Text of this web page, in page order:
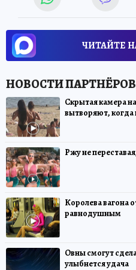
ЧИТАЙТЕ
Скрытая камера
вытворяют, когда
Ржу не
Королева вагона
равнодушным
Овны смогут
улыбнется удача